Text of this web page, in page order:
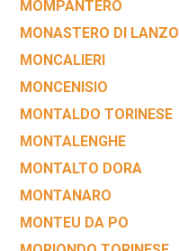
MOMPANTERO
MONASTERO DI LANZO
MONCALIERI
MONCENISIO
MONTALDO TORINESE
MONTALENGHE
MONTALTO DORA
MONTANARO
MONTEU DA PO